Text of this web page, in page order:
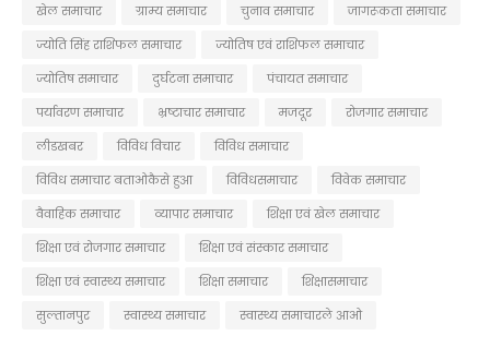
खेल समाचार
ग्राम्य समाचार चुनाव समाचार
जागरूकता समाचार
ज्योति सिंह राशिफल समाचार
ज्योतिष एवं राशिफल समाचार
ज्योतिष समाचार
दुर्घटना समाचार
पंचायत समाचार
पर्यावरण समाचार
भ्रष्टाचार समाचार मजदूर
रोजगार समाचार
लीडखबर
विविध विचार
विविध समाचार
विविध समाचार बताओकैसे हुआ
विविधसमाचार
विवेक समाचार
वैवाहिक समाचार
व्यापार समाचार
शिक्षा एवं खेल समाचार
शिक्षा एवं रोजगार समाचार
शिक्षा एवं संस्कार समाचार
शिक्षा एवं स्वास्थ्य समाचार
शिक्षा समाचार
शिक्षासमाचार
सुल्तानपुर
स्वास्थ्य समाचार स्वास्थ्य समाचारले आओ